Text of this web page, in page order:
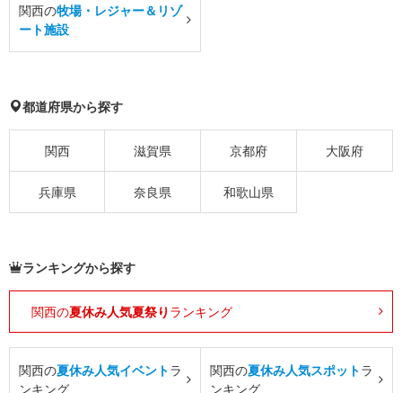
関西の牧場・レジャー＆リゾ
ート施設
都道府県から探す
関西 滋賀県 京都府 大阪府
兵庫県 奈良県 和歌山県
ランキングから探す
関西の夏休み人気夏祭り ランキング
関西の夏休み人気イベントラ
ンキング
関西の夏休み人気スポットラ
ンキング